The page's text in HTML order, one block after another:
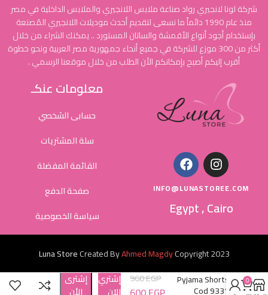
شركة لونا لانجيري رواد صناعة ملابس اللانجيري والملابس الداخلية في مصر
منذ عام 1990 دائماً ما نسعى لتقديم أحدث موديلات اللانجيري المُصنعة
بإستخدام أجود أنواع الأقمشة والساتان المستورد .. يمكنك الشراء من خلال
أكثر من 300 موزع للشركة في جميع أنحاء جمهورية مصر العربية ونحو خطوة
أقرب إليكم أصبح بإمكانكم الأن الطلب من خلال موقعنا الرسمي .
INFO@LUNASTOREE.COM
Egypt , Cairo
معلومات عنكـ
حسابى الشخصي
سلة المشتريات
القائمة المفضلة
صفحة الدفع
سياسة الخصوصية
Luna StoreCreated ByAhmed MagdyCopyright2023
Pyjama Shorts
Cod 9331
960EGP
إشتري
إشترى
0